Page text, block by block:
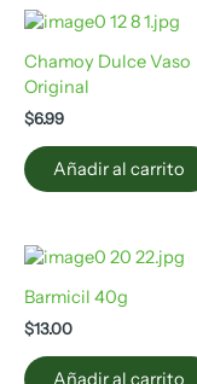
Chamoy Dulce Vaso
Original
$6.99
Añadir al carrito
Barmicil 40g
$13.00
Añadir al carrito